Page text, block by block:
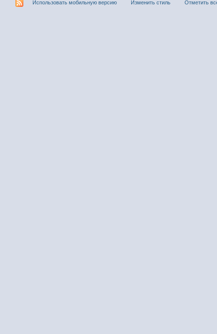
Использовать мобильную версию Изменить стиль Отметить